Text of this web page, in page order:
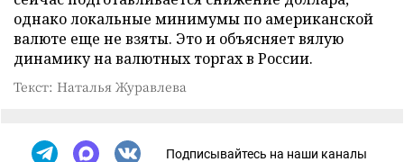
однако локальные минимумы по американской
валюте еще не взяты. Это и объясняет вялую
динамику на валютных торгах в России.
Текст: Наталья Журавлева
Подписывайтесь на наши каналы